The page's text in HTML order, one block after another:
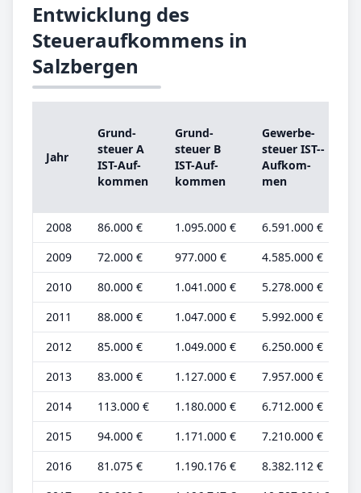
Entwicklung des
Steueraufkommens in
Salzbergen
Jahr
Grund­
steu­er A
IST-­Auf­
kom­men
Grund­
steu­er B
IST-­Auf­
kom­men
Ge­wer­be­
steu­er IST-­
Auf­kom­
men
2008 86.000 € 1.095.000 € 6.591.000 €
2009
72.000 € 977.000 € 4.585.000 €
2010
80.000 € 1.041.000 € 5.278.000 €
2011
88.000 € 1.047.000 € 5.992.000 €
2012
85.000 € 1.049.000 € 6.250.000 €
2013
83.000 € 1.127.000 € 7.957.000 €
2014
113.000 € 1.180.000 € 6.712.000 €
2015
94.000 € 1.171.000 € 7.210.000 €
2016
81.075 € 1.190.176 € 8.382.112 €